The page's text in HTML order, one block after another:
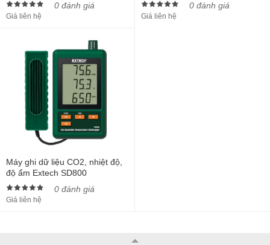
0 đánh giá
Giá liên hệ
0 đánh giá
Giá liên hệ
Máy ghi dữ liệu CO2, nhiệt độ,
độ ẩm Extech SD800
0 đánh giá
Giá liên hệ